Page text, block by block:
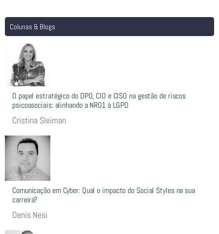
Colunas & Blogs
O papel estratégico do DPO, CIO e CISO na gestão de riscos
psicossociais: alinhando a NR01 à LGPD
Cristina Sleiman
Comunicação em Cyber: Qual o impacto do Social Styles na sua
carreira?
Denis Nesi